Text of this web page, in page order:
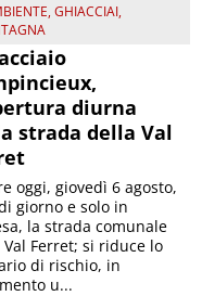
,GHIACCIAI,
diurna
strada della Val
oggi, giovedì 6 agosto,
giorno e solo in
la strada comunale
Ferret; si riduce lo
di rischio, in
u...